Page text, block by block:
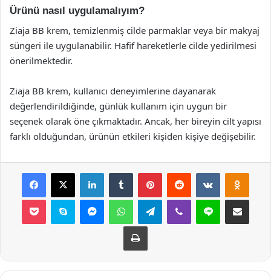
Ürünü nasıl uygulamalıyım?
Ziaja BB krem, temizlenmiş cilde parmaklar veya bir makyaj
süngeri ile uygulanabilir. Hafif hareketlerle cilde yedirilmesi
önerilmektedir.
Ziaja BB krem, kullanıcı deneyimlerine dayanarak
değerlendirildiğinde, günlük kullanım için uygun bir
seçenek olarak öne çıkmaktadır. Ancak, her bireyin cilt yapısı
farklı olduğundan, ürünün etkileri kişiden kişiye değişebilir.
Facebook
X LinkedInTumblr PinterestReddit VKontakte
Pocket Skype MessengerWhatsAppTelegramViber Line E-Posta ile
Yazdır